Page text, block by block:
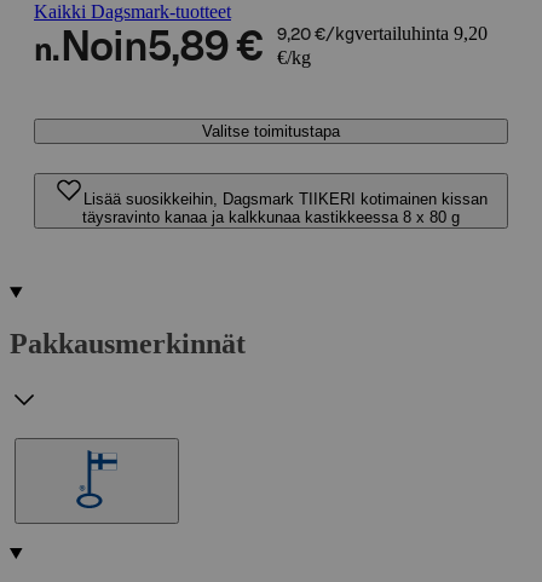
Kaikki Dagsmark-tuotteet
n. Noin5,89 € 9,20 €/kgvertailuhinta 9,20
€/kg
Valitse toimitustapa
Lisää suosikkeihin, Dagsmark TIIKERI kotimainen kissan
täysravinto kanaa ja kalkkunaa kastikkeessa 8 x 80 g
Pakkausmerkinnät